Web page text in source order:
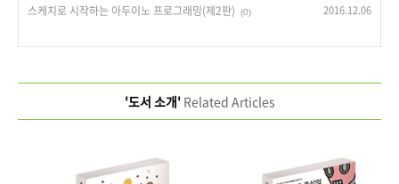
스케치로 시작하는 아두이노 프로그래밍(제2판) (0) 2016.12.06
'도서 소개'Related Articles